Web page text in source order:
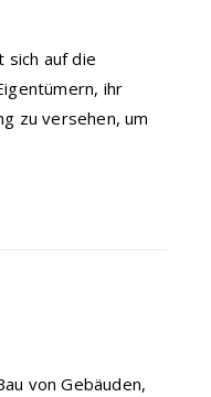
sich auf die
ihr
zu versehen, um
von Gebäuden,